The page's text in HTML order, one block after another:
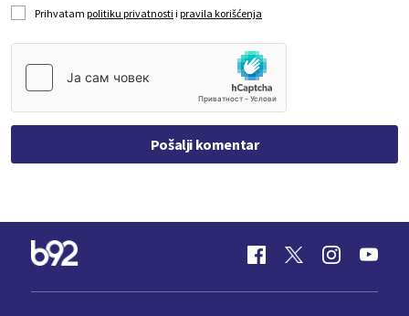
Prihvatam politiku privatnosti i pravila korišćenja
Pošalji komentar